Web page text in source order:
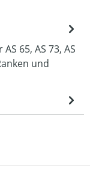
65, AS 73, AS
und